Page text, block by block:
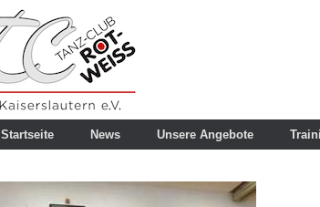
Startseite News Unsere Angebote